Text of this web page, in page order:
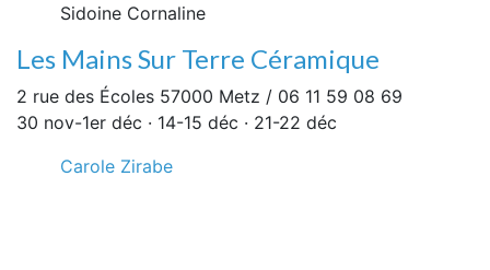
Sidoine Cornaline
Les Mains Sur Terre Céramique
2 rue des Écoles 57000 Metz / 06 11 59 08 69
30 nov-1er déc · 14-15 déc · 21-22 déc
Carole Zirabe